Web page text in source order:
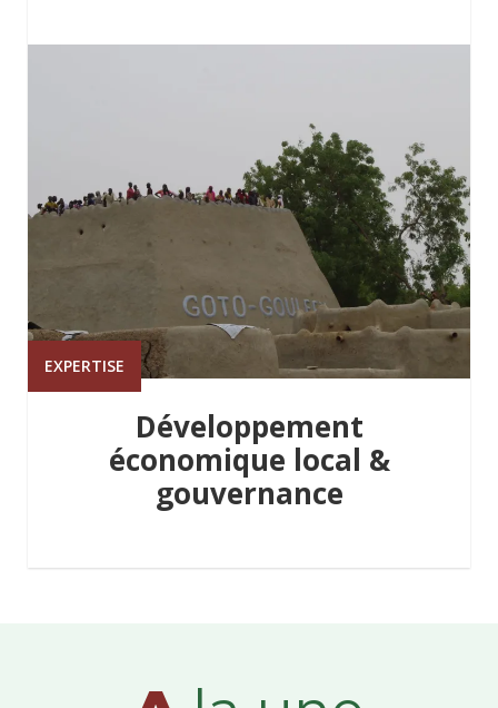
EXPERTISE
Développement
économique local &
gouvernance